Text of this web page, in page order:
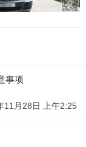
事项
11月28日 上午2:25